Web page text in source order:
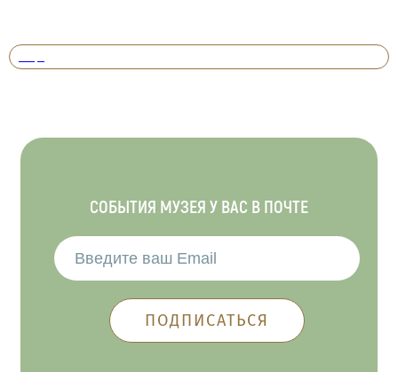
СОБЫТИЯ МУЗЕЯ У ВАС В ПОЧТЕ